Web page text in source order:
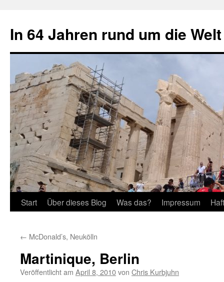
springen
In 64 Jahren rund um die Welt
Start Über dieses Blog Was das? Impressum
← McDonald’s, Neukölln
Martinique, Berlin
Veröffentlicht am April 8, 2010von Chris Kurbjuhn